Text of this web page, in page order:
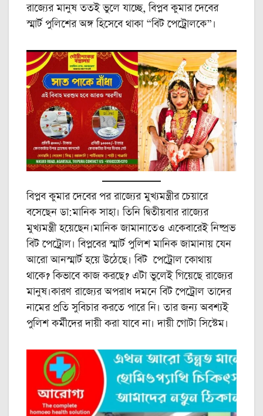
রাজ্যের মানুষ ততই ভুলে যাচ্ছে, বিপ্লব কুমার দেবের
স্মার্ট পুলিশের অঙ্গ হিসেবে থাকা “বিট পেট্রোলকে”।
বিপ্লব কুমার দেবের পর রাজ্যের মুখ্যমন্ত্রীর চেয়ারে
বসেছেন ডা:মানিক সাহা। তিনি দ্বিতীয়বার রাজ্যের
মুখ্যমন্ত্রী হয়েছেন।মানিক জামানাতেও একেবারেই নিষ্প্রভ
বিট পেট্রোল। বিপ্লবের স্মার্ট পুলিশ মানিক জামানায় যেন
আরো আনস্মার্ট হয়ে উঠেছে। বিট পেট্রোল কোথায়
থাকে? কিভাবে কাজ করছে? এটা ভুলেই গিয়েছে রাজ্যের
মানুষ।কারণ রাজ্যের অপরাধ দমনে বিট পেট্রোল তাদের
নামের প্রতি সুবিচার করতে পারে নি। তার জন্য অবশ্যই
পুলিশ কর্মীদের দায়ী করা যাবে না। দায়ী গোটা সিস্টেম।